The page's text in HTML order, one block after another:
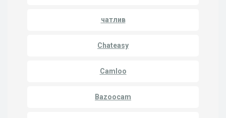
чатлив
Chateasy
Camloo
Bazoocam